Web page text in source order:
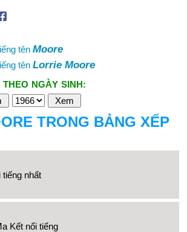
tên Moore
tên Lorrie Moore
NGÀY SINH:
TRONG BẢNG XẾP
nhất
Kết nổi tiếng